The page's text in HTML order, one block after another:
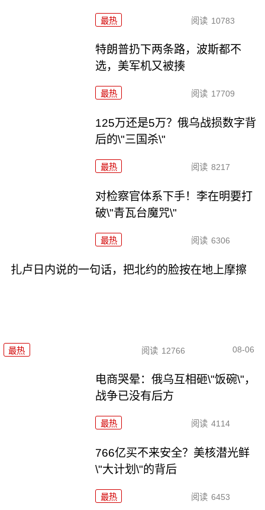
最热 阅读 10783
特朗普扔下两条路，波斯都不
选，美军机又被揍
最热 阅读 17709
125万还是5万？俄乌战损数字背
后的\"三国杀\"
最热 阅读 8217
对检察官体系下手！李在明要打
破\"青瓦台魔咒\"
最热 阅读 6306
扎卢日内说的一句话，把北约的脸按在地上摩擦
最热 阅读 12766 08-06
电商哭晕：俄乌互相砸\"饭碗\"，
战争已没有后方
最热 阅读 4114
766亿买不来安全？美核潜光鲜
\"大计划\"的背后
最热 阅读 6453